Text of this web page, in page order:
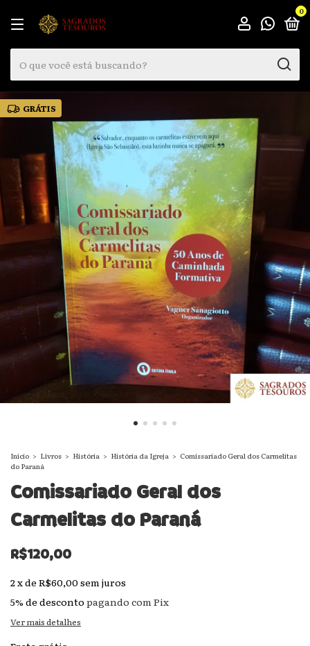
0
GRÁTIS
Início > Livros > História > História da Igreja > Comissariado Geral dos Carmelitas
do Paraná
Comissariado Geral dos
Carmelitas do Paraná
R$120,00
2xde R$60,00 sem juros
5% de desconto pagando com Pix
Ver mais detalhes